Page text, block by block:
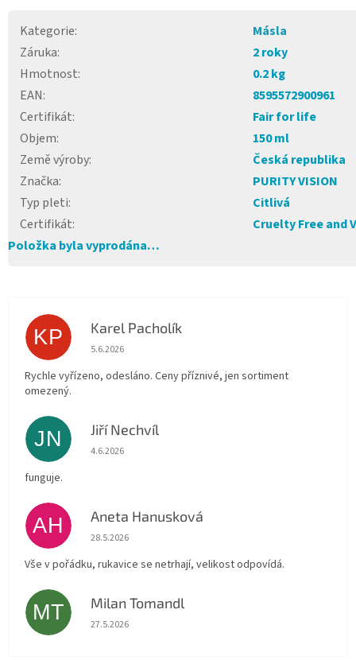
Kategorie:
Másla
Záruka:
2 roky
Hmotnost:
0.2 kg
EAN:
8595572900961
Certifikát:
Fair for life
Objem:
150 ml
Země výroby:
Česká republika
Značka:
PURITY VISION
Typ pleti:
Citlivá
Certifikát:
Cruelty Free and
Položka byla vyprodána…
KP Karel Pacholík
Hodnocení obchodu je 4 z 5 hvězdiček.
5.6.2026
Rychle vyřízeno, odesláno. Ceny příznivé, jen sortiment
omezený.
JN Jiří Nechvíl
Hodnocení obchodu je 5 z 5 hvězdiček.
4.6.2026
funguje.
AH Aneta Hanusková
Hodnocení obchodu je 5 z 5 hvězdiček.
28.5.2026
Vše v pořádku, rukavice se netrhají, velikost odpovídá.
MT Milan Tomandl
Hodnocení obchodu je 5 z 5 hvězdiček.
27.5.2026